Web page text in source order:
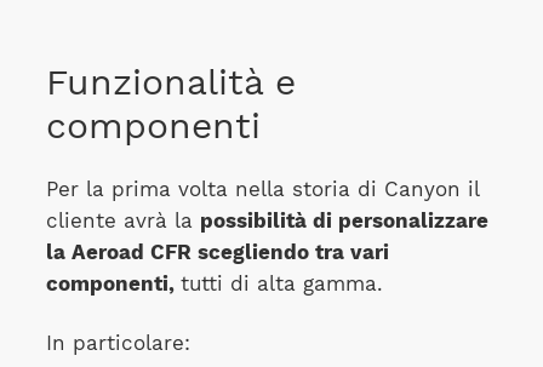
Funzionalità e
componenti
Per la prima volta nella storia di Canyon il
cliente avrà la possibilità di personalizzare
la Aeroad CFR scegliendo tra vari
componenti, tutti di alta gamma.
In particolare: